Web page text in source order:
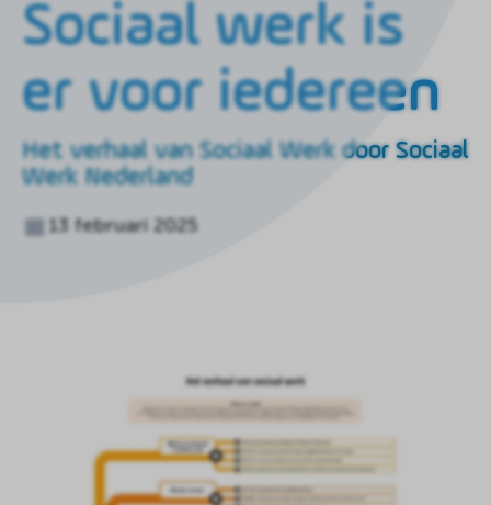
de
homepagina
Sociaal werk is
er voor iedereen
Het verhaal van Sociaal Werk door Sociaal
Werk Nederland
13 februari 2025